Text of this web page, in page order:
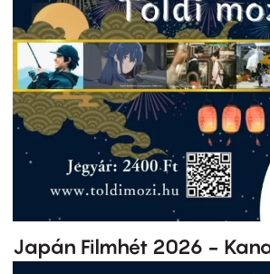
Japán Filmhét 2026 -